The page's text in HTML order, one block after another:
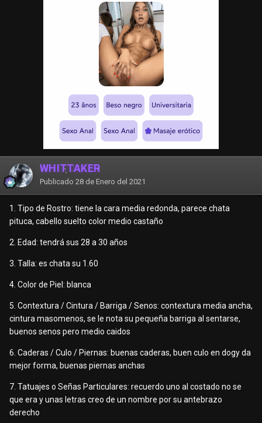
WHITTAKER
Publicado 28 de Enero del 2021
1. Tipo de Rostro: tiene la cara media redonda, parece chata
pituca, cabello suelto color medio castaño
2. Edad: tendrá sus 28 a 30 años
3. Talla: es chata su 1.60
4. Color de Piel: blanca
5. Contextura / Cintura / Barriga / Senos: contextura media ancha,
cintura masomenos, se le nota su pequeña barriga al sentarse,
buenos senos pero medio caidos
6. Caderas / Culo / Piernas: buenas caderas, buen culo en dogy da
mejor forma, buenas piernas anchas
7. Tatuajes o Señas Particulares: recuerdo uno al costado no se
que era y unas letras creo de un nombre por su antebrazo
derecho